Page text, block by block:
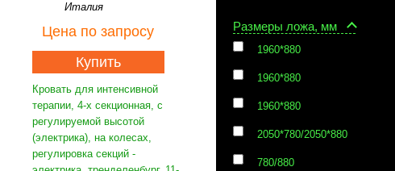
Италия
Цена по запросу
Купить
Кровать для интенсивной
терапии, 4-х секционная, с
регулируемой высотой
(электрика), на колесах,
регулировка секций -
Размеры ложа, мм
1960*880
1960*880
1960*880
2050*780/2050*880
780/880